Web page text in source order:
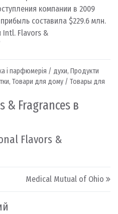
компании в 2009
составила $229.6 млн.
Intl. Flavors &
і парфюмерія / духи, Продукти
, Товари для дому / Товары для
Fragrances в
Flavors &
Medical Mutual of Ohio